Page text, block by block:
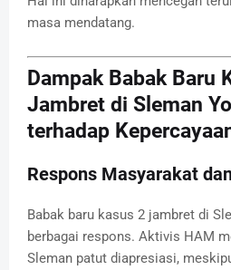
masa mendatang.
Dampak Babak Baru
Jambret di Sleman
terhadap
Respons Masyarakat
Babak baru kasus 2 jambret di
berbagai respons. Aktivis HAM
Sleman patut diapresiasi,